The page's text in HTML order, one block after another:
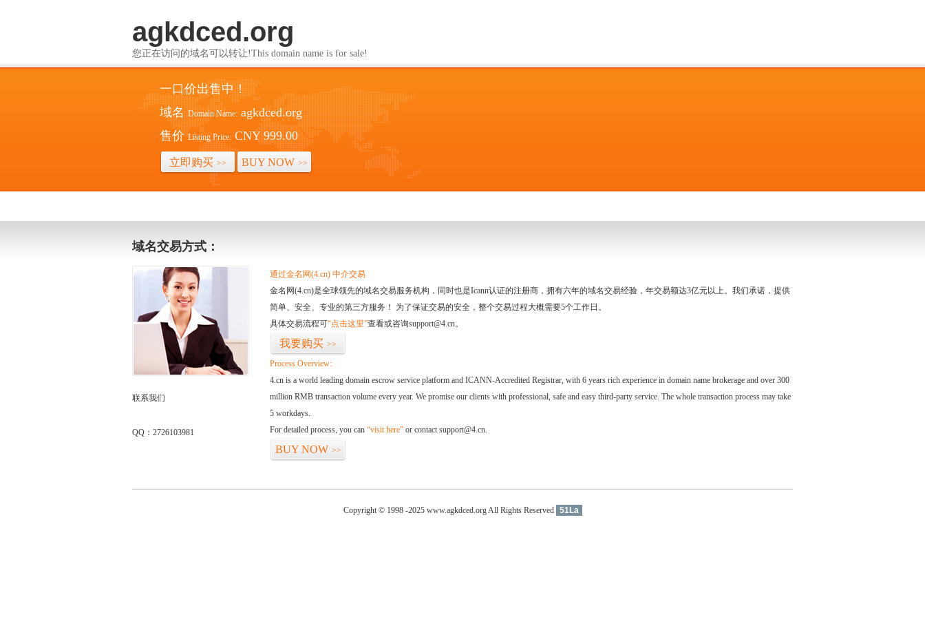
agkdced.org
您正在访问的域名可以转让!This domain name is for sale!
一口价出售中！
域名 Domain Name: agkdced.org
售价 Listing Price: CNY 999.00
立即购买 >> BUY NOW >>
域名交易方式：
联系我们
QQ：2726103981
通过金名网(4.cn) 中介交易
金名网(4.cn)是全球领先的域名交易服务机构，同时也是Icann认证的注册商，拥有六年的域名交易经验，年交易额达3亿元以上。我们承诺，提供
简单、安全、专业的第三方服务！ 为了保证交易的安全，整个交易过程大概需要5个工作日。
具体交易流程可“点击这里”查看或咨询support@4.cn。
我要购买 >>
Process Overview:
4.cn is a world leading domain escrow service platform and ICANN-Accredited Registrar, with 6 years rich experience in domain name brokerage and over 300
million RMB transaction volume every year. We promise our clients with professional, safe and easy third-party service. The whole transaction process may take
5 workdays.
For detailed process, you can “visit here” or contact support@4.cn.
BUY NOW >>
Copyright © 1998 -2025 www.agkdced.org All Rights Reserved 51La